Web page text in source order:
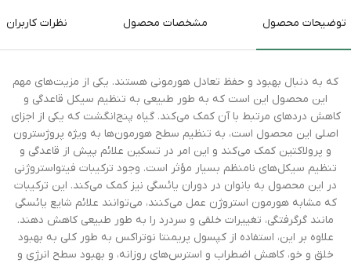
توضیحات محصول مشخصات محصول نظرات کاربران
که به دنبال بهبود و حفظ تعادل هورمونی هستند. یکی از مزیت‌های مهم
این محصول این است که به طور طبیعی به تنظیم سیکل قاعدگی و
کاهش دردهای مرتبط با آن کمک می‌کند. گیاه پنج‌انگشت که یکی از اجزای
اصلی این محصول است، به تنظیم سطح هورمون‌ها به ویژه پروژسترون
و پرولاکتین کمک می‌کند و این امر در تسکین علائم پیش از قاعدگی و
تنظیم سیکل‌های نامنظم بسیار مؤثر است. وجود ترکیبات فیتواستروژنی
در این محصول به بانوان در دوران یائسگی نیز کمک می‌کند. این ترکیبات
که مشابه هورمون استروژن عمل می‌کنند، می‌توانند علائم شایع یائسگی
مانند گرگرفتگی، تغییرات خلقی و سردرد را به طور طبیعی کاهش دهند.
علاوه بر این، استفاده از کپسول پریمنتا نوتراکس به طور کلی به بهبود
خلق و خو، کاهش اضطراب و استرس‌های روزانه، و بهبود سطح انرژی و